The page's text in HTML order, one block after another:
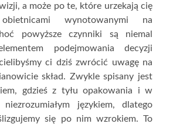
a może po te, które urzekają cię
wynotowanymi na
powyższe czynniki są niemal
podejmowania decyzji
ci dziś zwrócić uwagę na
skład. Zwykle spisany jest
gdzieś z tyłu opakowania i w
językiem, dlatego
się po nim wzrokiem. To